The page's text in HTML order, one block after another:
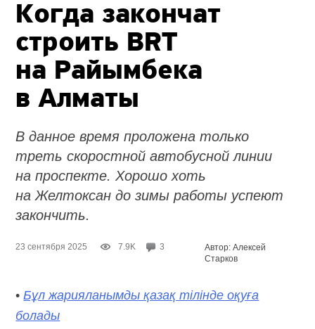
Когда закончат
строить BRT
на Райымбека
в Алматы
В данное время проложена только
треть скоростной автобусной линии
на проспекте. Хорошо хоть
на Желтоксан до зимы работы успеют
закончить.
23 сентября 2025 7.9K 3
Автор: Алексей
Старков
•Бұл жарияланымды қазақ тілінде оқуға
болады